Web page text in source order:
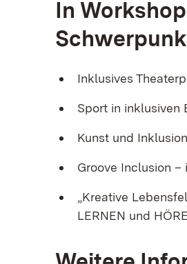
In
Inklusives
Sport in inklusiven
Kunst und Inklusion
Groove Inclusion –
„Kreative
LERNEN und